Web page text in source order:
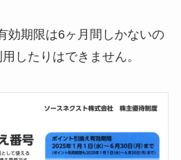
効期限は6ヶ月間しかないの
したりはできません。